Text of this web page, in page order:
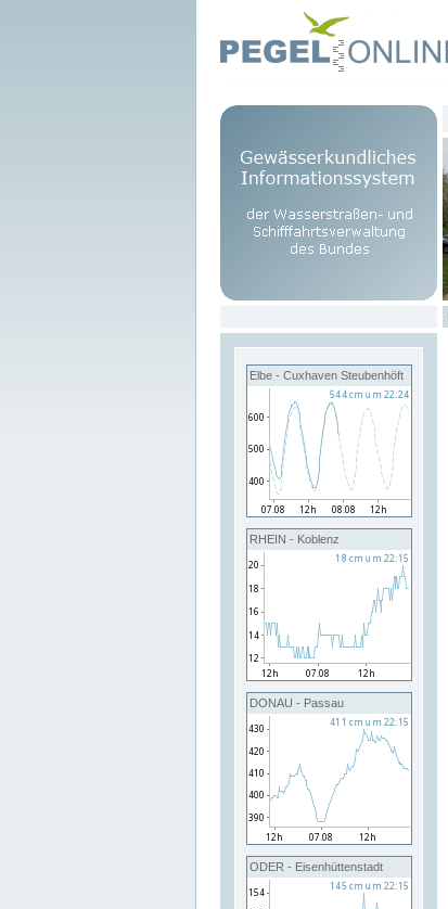
Elbe - Cuxhaven Steubenhöft
RHEIN - Koblenz
DONAU - Passau
ODER - Eisenhüttenstadt